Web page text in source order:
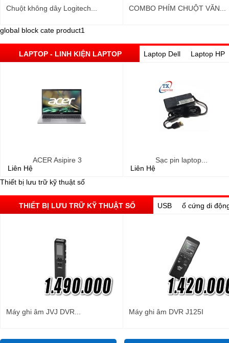
Chuột không dây Logitech... COMBO PHÍM CHUỘT VĂN...
global block cate product1
LAPTOP - LINH KIỆN LAPTOP Laptop Dell Laptop HP
Liên Hệ
ACER Asipire 3
Liên Hệ
Sạc pin laptop...
Thiết bị lưu trữ kỹ thuật số
THIẾT BỊ LƯU TRỮ KỸ THUẬT SỐ USB ổ cứng di
Máy ghi âm JVJ DVR... Máy ghi âm DVR J125I